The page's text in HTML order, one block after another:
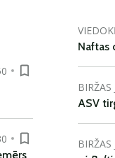
Naftas
ASV